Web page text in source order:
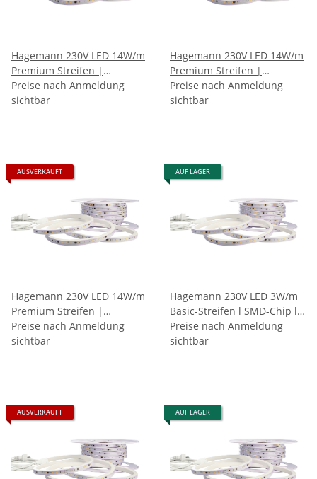
Hagemann 230V LED 14W/m
Premium Streifen |
SMD3056 | 72 LEDs/m |
IP65 | Kaltweiß (6000K-
Preise nach Anmeldung
sichtbar
Hagemann 230V LED 14W/m
Premium Streifen |
SMD3056 | 72 LEDs/m |
IP65 | Neutralweiß 4000K
Preise nach Anmeldung
sichtbar
AUSVERKAUFT
Hagemann 230V LED 14W/m
Premium Streifen |
SMD3056 | 72 LEDs/m |
IP65 | Warmweiß (2700K-
Preise nach Anmeldung
sichtbar
AUF LAGER
Hagemann 230V LED 3W/m
Basic-Streifen l SMD-Chip l
72 LEDs/m l IP65 l Kaltweiß
(6000K)
Preise nach Anmeldung
sichtbar
AUSVERKAUFT AUF LAGER